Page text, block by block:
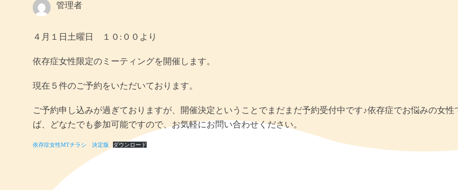
管理者
４月１日土曜日 １０:００より
依存症女性限定のミーティングを開催します。
現在５件のご予約をいただいております。
ご予約申し込みが過ぎておりますが、開催決定ということでまだまだ予約受付中です♪依存症でお悩みの女性
ば、どなたでも参加可能ですので、お気軽にお問い合わせください。
依存症女性MTチラシ 決定版 ダウンロード